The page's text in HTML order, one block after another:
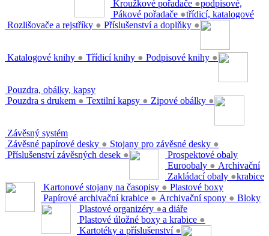
Kroužkové pořadače ●
Pákové pořadače ●
Rozlišovače a rejstříky ● Příslušenství a doplňky ●
podpisové,
třídicí, katalogové
Katalogové knihy ● Třídicí knihy ● Podpisové knihy ●
Pouzdra, obálky, kapsy
Pouzdra s drukem ● Textilní kapsy ● Zipové obálky ●
Závěsný systém
Závěsné papírové desky ● Stojany pro závěsné desky ●
Příslušenství závěsných desek ●
Prospektové obaly
Euroobaly ●
Zakládací obaly ●
Archivační
krabice
Kartonové stojany na časopisy ●
Papírové archivační krabice ● Archivační spony ●
Plastové boxy
Plastové organizéry ●
Plastové úložné boxy a krabice ●
Kartotéky a příslušenství ●
Bloky
a diáře